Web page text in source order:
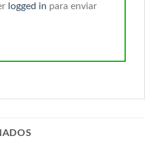
logged in para enviar